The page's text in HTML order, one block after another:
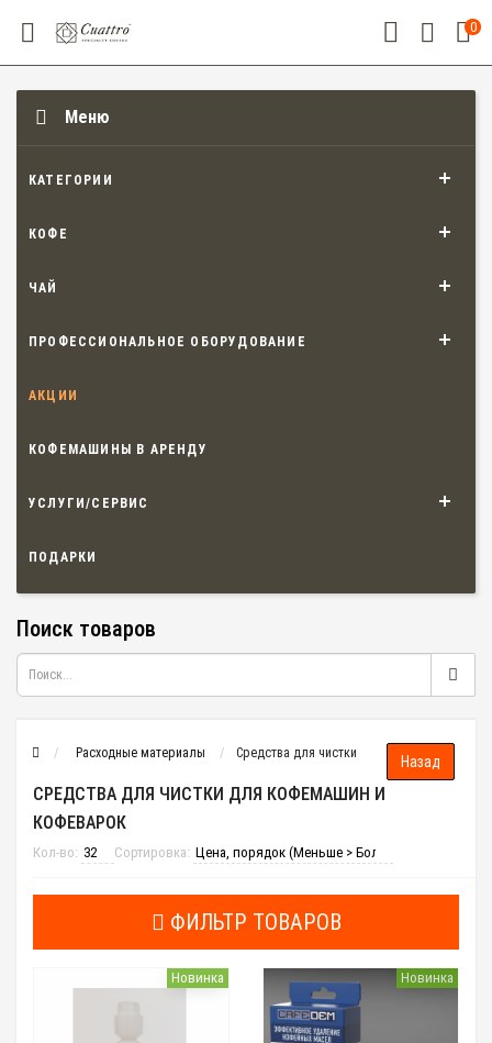
0
Меню
КАТЕГОРИИ
КОФЕ
ЧАЙ
ПРОФЕССИОНАЛЬНОЕ ОБОРУДОВАНИЕ
АКЦИИ
КОФЕМАШИНЫ В АРЕНДУ
УСЛУГИ/СЕРВИС
ПОДАРКИ
Поиск товаров
Расходные материалы Средства для чистки
СРЕДСТВА ДЛЯ ЧИСТКИ ДЛЯ КОФЕМАШИН И
КОФЕВАРОК
Кол-во: Сортировка:
ФИЛЬТР ТОВАРОВ
Новинка Новинка